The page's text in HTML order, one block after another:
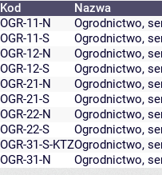
Kod Nazwa
OGR-11-N
Ogrodnictwo,
OGR-11-S
Ogrodnictwo,
OGR-12-N
Ogrodnictwo,
OGR-12-S
Ogrodnictwo,
OGR-21-N
Ogrodnictwo,
OGR-21-S
Ogrodnictwo,
OGR-22-N
Ogrodnictwo,
OGR-22-S
Ogrodnictwo,
OGR-31-S-KTZOgrodnictwo,
OGR-31-N
Ogrodnictwo,